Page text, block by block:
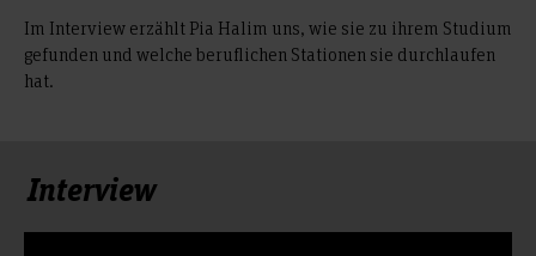
Im Interview erzählt Pia Halim uns, wie sie zu ihrem Studium
gefunden und welche beruflichen Stationen sie durchlaufen
hat.
Interview